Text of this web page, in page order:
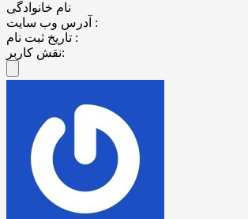
نام خانوادگی
آدرس وب سایت :
تاریخ ثبت نام :
نقش کاربر: